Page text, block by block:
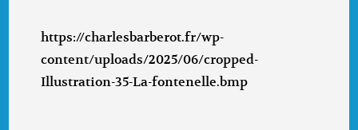
https://charlesbarberot.fr/wp-
content/uploads/2025/06/cropped-
Illustration-35-La-fontenelle.bmp